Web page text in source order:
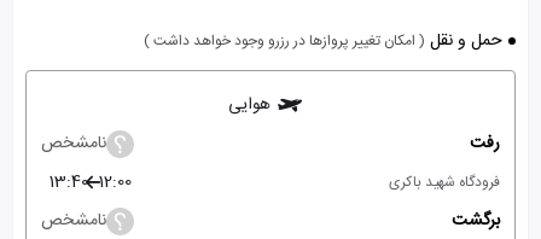
حمل و نقل ( امکان تغییر پروازها در رزرو وجود خواهد داشت )
هوایی
رفت
نامشخص
فرودگاه شهید باکری 12:00
13:40
برگشت
نامشخص